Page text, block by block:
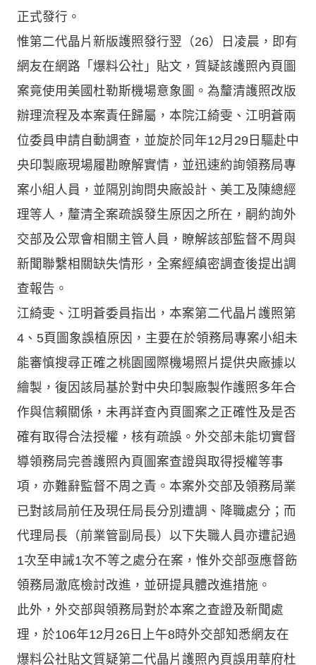
正式發行。
惟第二代晶片新版護照發行翌（26）日凌晨，即有
網友在網路「爆料公社」貼文，質疑該護照內頁圖
案竟使用美國杜勒斯機場意象圖。為釐清護照改版
辦理流程及本案責任歸屬，本院江綺雯、江明蒼兩
位委員申請自動調查，並旋於同年12月29日驅赴中
央印製廠現場履勘瞭解實情，並迅速約詢領務局專
案小組人員，並隔別詢問央廠設計、美工及陳總經
理等人，釐清全案疏誤發生原因之所在，嗣約詢外
交部及公眾會相關主管人員，瞭解該部監督不周與
新聞聯繫相關缺失情形，全案經縝密調查後提出調
查報告。
江綺雯、江明蒼委員指出，本案第二代晶片護照第
4、5頁圖象誤植原因，主要在於領務局專案小組未
能審慎搜尋正確之桃園國際機場照片提供央廠據以
繪製，復因該局基於對中央印製廠製作護照多年合
作與信賴關係，未再詳查內頁圖案之正確性及是否
確有取得合法授權，核有疏誤。外交部未能切實督
導領務局完善護照內頁圖案查證與取得授權等事
項，亦難辭監督不周之責。本案外交部及領務局業
已對該局前任及現任局長分別遭調、降職處分；而
代理局長（前業管副局長）以下失職人員亦遭記過
1次至申誡1次不等之處分在案，惟外交部亟應督飭
領務局澈底檢討改進，並研提具體改進措施。
此外，外交部與領務局對於本案之查證及新聞處
理，於106年12月26日上午8時外交部知悉網友在
爆料公社貼文質疑第二代晶片護照內頁誤用華府杜